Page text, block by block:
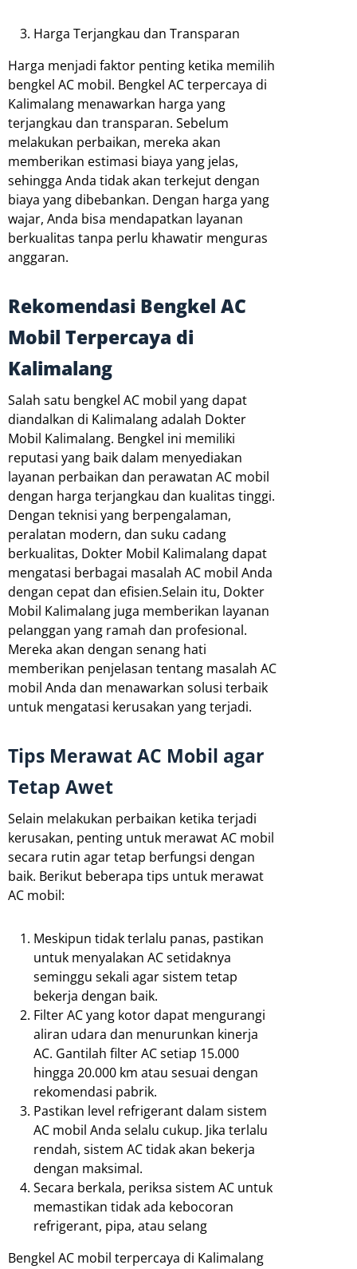
Harga Terjangkau dan Transparan
Harga menjadi faktor penting ketika memilih
bengkel AC mobil. Bengkel AC terpercaya di
Kalimalang menawarkan harga yang
terjangkau dan transparan. Sebelum
melakukan perbaikan, mereka akan
memberikan estimasi biaya yang jelas,
sehingga Anda tidak akan terkejut dengan
biaya yang dibebankan. Dengan harga yang
wajar, Anda bisa mendapatkan layanan
berkualitas tanpa perlu khawatir menguras
anggaran.
Rekomendasi Bengkel AC
Mobil Terpercaya di
Kalimalang
Salah satu bengkel AC mobil yang dapat
diandalkan di Kalimalang adalah Dokter
Mobil Kalimalang. Bengkel ini memiliki
reputasi yang baik dalam menyediakan
layanan perbaikan dan perawatan AC mobil
dengan harga terjangkau dan kualitas tinggi.
Dengan teknisi yang berpengalaman,
peralatan modern, dan suku cadang
berkualitas, Dokter Mobil Kalimalang dapat
mengatasi berbagai masalah AC mobil Anda
dengan cepat dan efisien.Selain itu, Dokter
Mobil Kalimalang juga memberikan layanan
pelanggan yang ramah dan profesional.
Mereka akan dengan senang hati
memberikan penjelasan tentang masalah AC
mobil Anda dan menawarkan solusi terbaik
untuk mengatasi kerusakan yang terjadi.
Tips Merawat AC Mobil agar
Tetap Awet
Selain melakukan perbaikan ketika terjadi
kerusakan, penting untuk merawat AC mobil
secara rutin agar tetap berfungsi dengan
baik. Berikut beberapa tips untuk merawat
AC mobil:
Meskipun tidak terlalu panas, pastikan
untuk menyalakan AC setidaknya
seminggu sekali agar sistem tetap
bekerja dengan baik.
Filter AC yang kotor dapat mengurangi
aliran udara dan menurunkan kinerja
AC. Gantilah filter AC setiap 15.000
hingga 20.000 km atau sesuai dengan
rekomendasi pabrik.
Pastikan level refrigerant dalam sistem
AC mobil Anda selalu cukup. Jika terlalu
rendah, sistem AC tidak akan bekerja
dengan maksimal.
Secara berkala, periksa sistem AC untuk
memastikan tidak ada kebocoran
refrigerant, pipa, atau selang
Bengkel AC mobil terpercaya di Kalimalang